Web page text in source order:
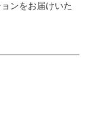
ンをお届けいた